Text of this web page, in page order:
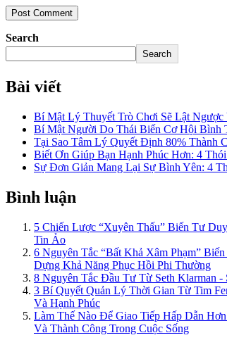
Search
Search
Bài viết
Bí Mật Lý Thuyết Trò Chơi Sẽ Lật Ngược
Bí Mật Người Do Thái Biến Cơ Hội Bình
Tại Sao Tâm Lý Quyết Định 80% Thành
Biết Ơn Giúp Bạn Hạnh Phúc Hơn: 4
Sự Đơn Giản Mang Lại Sự Bình Yên: 4
Bình luận
5 Chiến Lược “Xuyên Thấu” Biến Tư
Tin Ảo
6 Nguyên Tắc “Bất Khả Xâm Phạm”
Dựng Khả Năng Phục Hồi Phi Thường
8 Nguyên Tắc Đầu Tư Từ Seth Klarman -
3 Bí Quyết Quản Lý Thời Gian Từ Tim
Và Hạnh Phúc
Làm Thế Nào Để Giao Tiếp Hấp Dẫn
Và Thành Công Trong Cuộc Sống